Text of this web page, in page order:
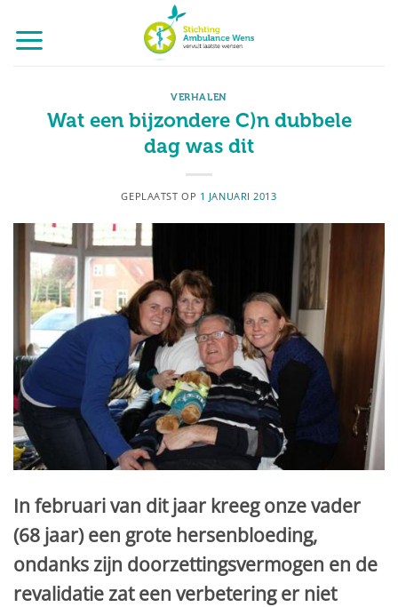
naar
inhoud
VERHALEN
Wat een bijzondere C)n dubbele
dag was dit
GEPLAATST OP 1 JANUARI 2013
In februari van dit jaar kreeg onze vader
(68 jaar) een grote hersenbloeding,
ondanks zijn doorzettingsvermogen en de
revalidatie zat een verbetering er niet